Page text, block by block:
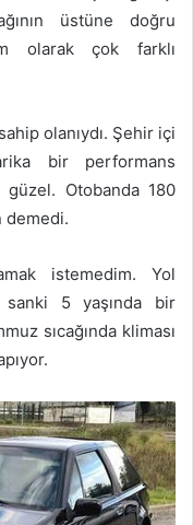
üstüne doğru
olarak çok farklı
olanıydı. Şehir içi
bir performans
Otobanda 180
demedi.
istemedim. Yol
sanki 5 yaşında bir
sıcağında kliması